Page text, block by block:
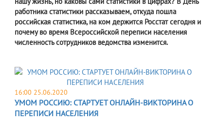
работника статистики рассказываем, откуда пошла
российская статистика, на ком держится Росстат сегодня и
почему во время Всероссийской переписи населения
численность сотрудников ведомства изменится.
16:00 25.06.2020
УМОМ РОССИЮ: СТАРТУЕТ ОНЛАЙН-ВИКТОРИНА О
ПЕРЕПИСИ НАСЕЛЕНИЯ